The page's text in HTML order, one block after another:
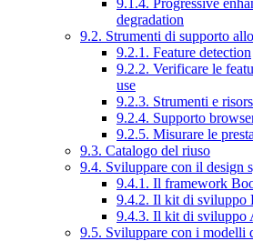
9.1.4. Progressive
degradation
9.2. Strumenti di supporto
9.2.1. Feature detection
9.2.2. Verificare le
use
9.2.3. Strumenti e
9.2.4. Supporto
9.2.5. Misurare le
9.3. Catalogo del riuso
9.4. Sviluppare con il design
9.4.1. Il framework
9.4.2. Il kit di sviluppo
9.4.3. Il kit di sviluppo
9.5. Sviluppare con i modelli